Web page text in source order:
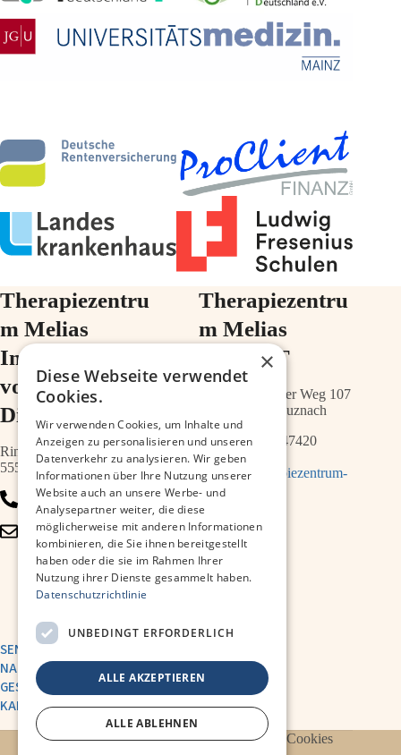
Therapiezentru
m Melias
Im Ärztehaus
vor der
Diakonie
Ringstr.64a
55543 Bad Kreuznach
0671 – 79467700
info@therapiezentrum-
kh.de
Therapiezentru
m Melias
im ZIMT
Schwabenheimer Weg 107
55543 Bad Kreuznach
0671 – 21547420
info@therapiezentrum-
melias.de
SENDE UNS EINE
NACHRICHT
GESUNDHEITSAKADEMIE
KARRIERE
Datenschutzerklärung Impressum Cookies
×
Diese Webseite verwendet
Cookies.
Wir verwenden Cookies, um Inhalte und
Anzeigen zu personalisieren und unseren
Datenverkehr zu analysieren. Wir geben
Informationen über Ihre Nutzung unserer
Website auch an unsere Werbe- und
Analysepartner weiter, die diese
möglicherweise mit anderen Informationen
kombinieren, die Sie ihnen bereitgestellt
haben oder die sie im Rahmen Ihrer
Nutzung ihrer Dienste gesammelt haben.
Datenschutzrichtlinie
UNBEDINGT ERFORDERLICH
ALLE AKZEPTIEREN
ALLE ABLEHNEN